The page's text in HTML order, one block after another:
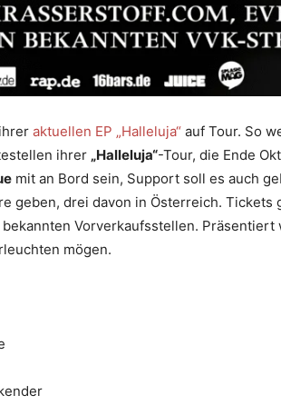
aktuellen EP „Halleluja“ auf Tour. So
ihrer „Halleluja“-Tour, die Ende
mit an Bord sein, Support soll es auch
geben, drei davon in Österreich. Tickets
Vorverkaufsstellen. Präsentiert
mögen.